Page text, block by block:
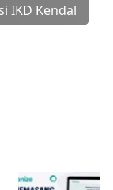
IKD Kendal